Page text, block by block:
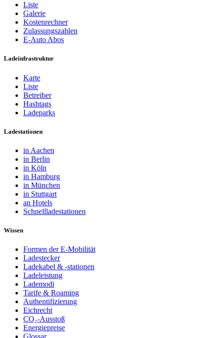
Liste
Galerie
Kostenrechner
Zulassungszahlen
E-Auto Abos
Ladeinfrastruktur
Karte
Liste
Betreiber
Hashtags
Ladeparks
Ladestationen
in Aachen
in Berlin
in Köln
in Hamburg
in München
in Stuttgart
an Hotels
Schnellladestationen
Wissen
Formen der E-Mobilität
Ladestecker
Ladekabel & -stationen
Ladeleistung
Lademodi
Tarife & Roaming
Authentifizierung
Eichrecht
CO₂-Ausstoß
Energiepreise